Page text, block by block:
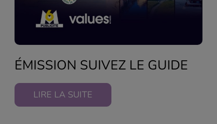
ÉMISSION SUIVEZ LE GUIDE
LIRE LA SUITE